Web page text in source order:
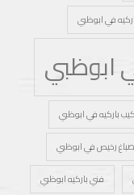
في ابوظبي
ابوظبي
باركيه في ابوظبي
صباغ رخيص في ابوظبي
فني باركيه ابوظبي